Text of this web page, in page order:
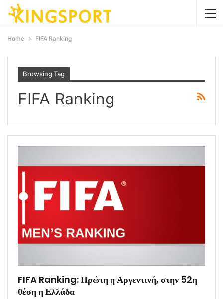
Home FIFA Ranking
Browsing Tag
FIFA Ranking
FIFA Ranking: Πρώτη η Αργεντινή, στην 52η
θέση η Ελλάδα